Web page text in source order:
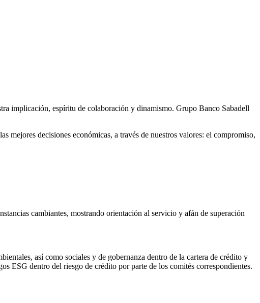
implicación, espíritu de colaboración y dinamismo. Grupo Banco Sabadell
mejores decisiones económicas, a través de nuestros valores: el compromiso,
cambiantes, mostrando orientación al servicio y afán de superación
así como sociales y de gobernanza dentro de la cartera de crédito y
ESG dentro del riesgo de crédito por parte de los comités correspondientes.